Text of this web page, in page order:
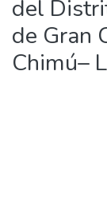
del
de Gran
Chimú–